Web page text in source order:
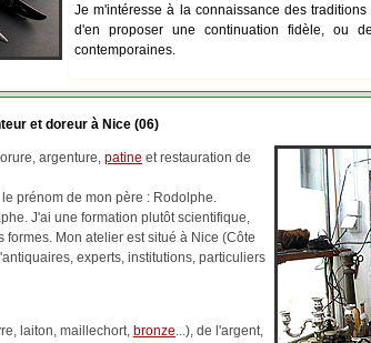
Je m'intéresse à la connaissance des
d'en proposer une continuation fidèle, ou
contemporaines.
et doreur à Nice (06)
argenture, patine et restauration de
prénom de mon père : Rodolphe.
J'ai une formation plutôt scientifique,
Mon atelier est situé à Nice (Côte
experts, institutions, particuliers
laiton, maillechort, bronze...), de l'argent,